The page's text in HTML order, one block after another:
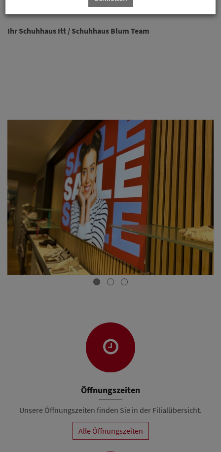
Wir freuen uns auf Ihren Besuch.
Ihr Schuhhaus Itt / Schuhhaus Blum Team
Öffnungszeiten
Unsere Öffnungszeiten finden Sie in der Filialübersicht.
Alle Öffnungszeiten